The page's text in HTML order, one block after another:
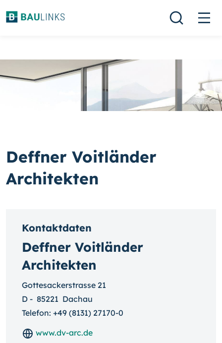
Deffner Voitländer
Architekten
Kontaktdaten
Deffner Voitländer
Architekten
Gottesackerstrasse 21
D - 85221 Dachau
Telefon: +49 (8131) 27170-0
www.dv-arc.de